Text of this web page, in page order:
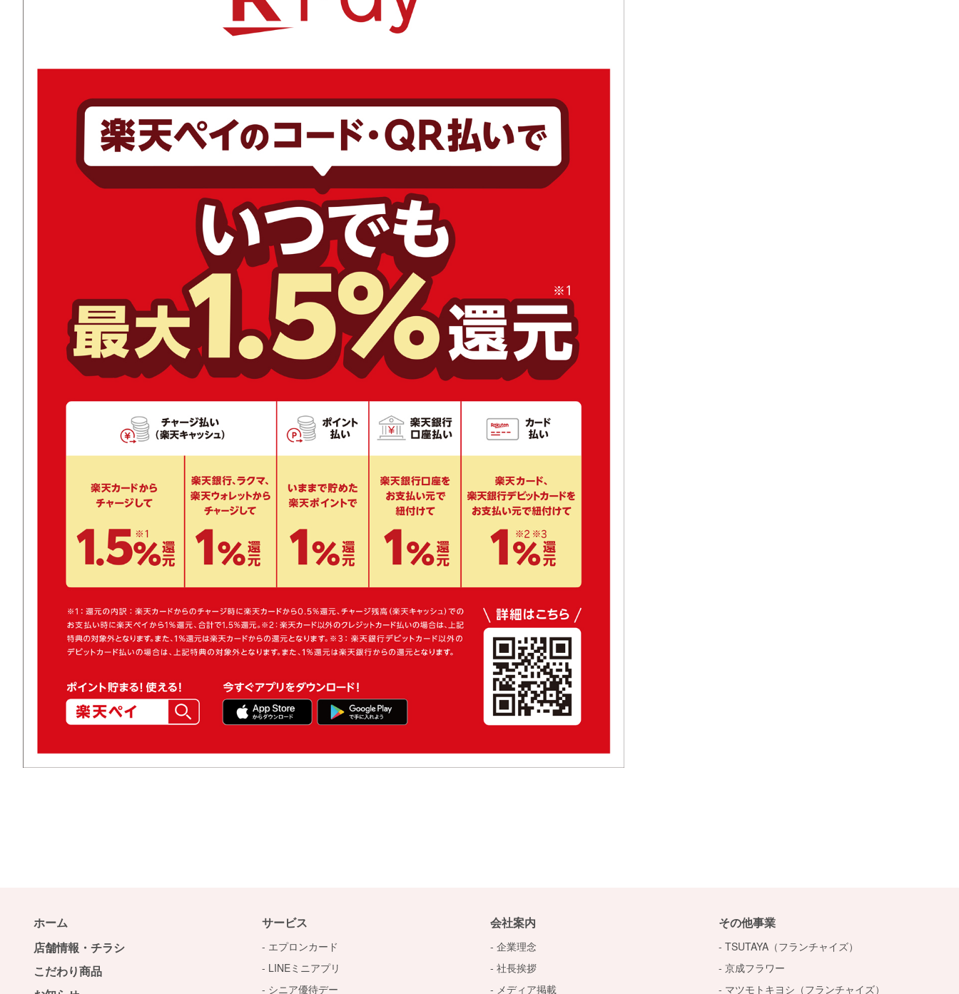
ホーム
店舗情報・チラシ
こだわり商品
サービス
エプロンカード
LINEミニアプリ
シニア優待デー
会社案内
企業理念
社長挨拶
メディア掲載
その他事業
TSUTAYA（フランチャイズ）
京成フラワー
マツモトキヨシ（フランチャイズ）